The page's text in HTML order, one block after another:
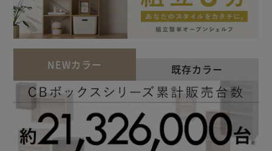
NEWカラー 既存カラー